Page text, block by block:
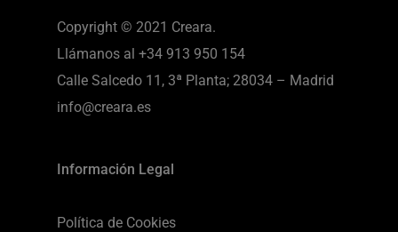
Copyright © 2021 Creara.
Llámanos al +34 913 950 154
Calle Salcedo 11, 3ª Planta; 28034 – Madrid
info@creara.es
Información Legal
Política de Cookies